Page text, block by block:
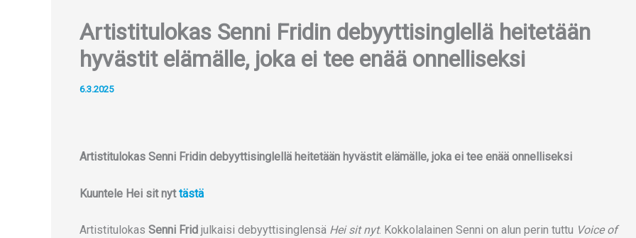
Artistitulokas Senni Fridin debyyttisinglellä heitetään
hyvästit elämälle, joka ei tee enää onnelliseksi
6.3.2025
Artistitulokas Senni Fridin debyyttisinglellä heitetään hyvästit elämälle, joka ei tee enää onnelliseksi
Kuuntele Hei sit nyttästä
Artistitulokas Senni Frid julkaisi debyyttisinglensä Hei sit nyt. Kokkolalainen Senni on alun perin tuttu Voice of